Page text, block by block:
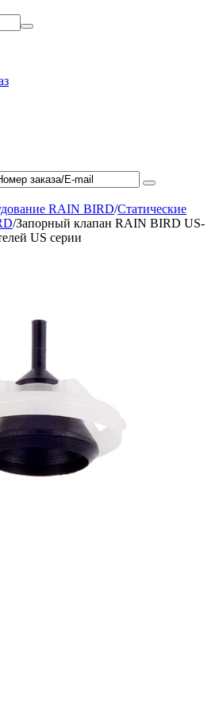
RAIN BIRD/Статические
/Запорный клапан RAIN BIRD US-
US серии